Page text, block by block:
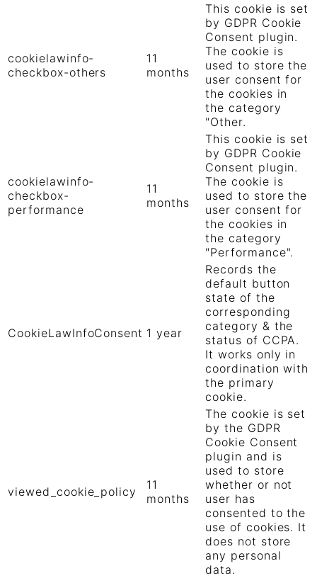
cookielawinfo-
checkbox-others
11
months
This cookie is set
by GDPR Cookie
Consent plugin.
The cookie is
used to store the
user consent for
the cookies in
the category
"Other.
cookielawinfo-
checkbox-
performance
11
months
This cookie is set
by GDPR Cookie
Consent plugin.
The cookie is
used to store the
user consent for
the cookies in
the category
"Performance".
CookieLawInfoConsent 1 year
Records the
default button
state of the
corresponding
category & the
status of CCPA.
It works only in
coordination with
the primary
cookie.
viewed_cookie_policy
11
months
The cookie is set
by the GDPR
Cookie Consent
plugin and is
used to store
whether or not
user has
consented to the
use of cookies. It
does not store
any personal
data.